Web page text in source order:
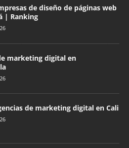
de diseño de páginas web
| Ranking
marketing digital en
de marketing digital en Cali